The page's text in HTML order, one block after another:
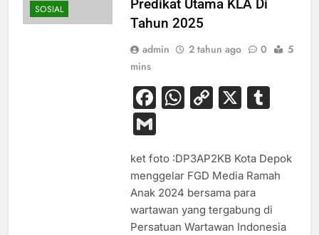
SOSIAL
Predikat Utama KLA Di
Tahun 2025
admin 2 tahun ago 0
5
mins
Facebook
WhatsApp
Copy
X
Gmail
ket foto :DP3AP2KB Kota Depok
menggelar FGD Media Ramah
Anak 2024 bersama para
wartawan yang tergabung di
Persatuan Wartawan Indonesia